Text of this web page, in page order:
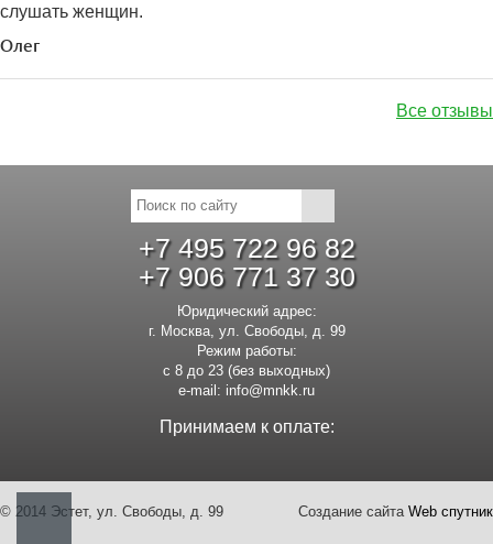
слушать женщин.
Олег
Все отзывы
+7 495 722 96 82
+7 906 771 37 30
Юридический адрес:
г. Москва, ул. Свободы, д. 99
Режим работы:
с 8 до 23 (без выходных)
e-mail: info@mnkk.ru
Принимаем к оплате:
© 2014 Эстет, ул. Свободы, д. 99 Создание сайта Web спутник